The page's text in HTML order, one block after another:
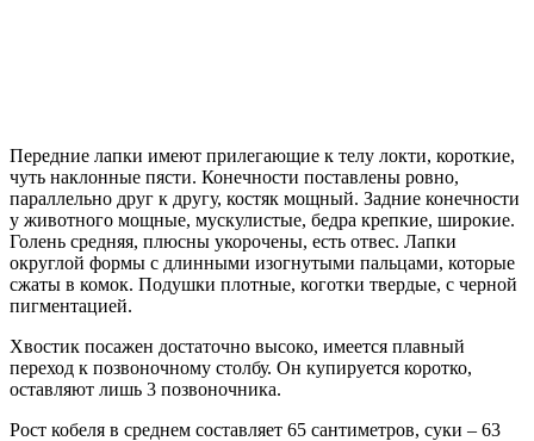
Передние лапки имеют прилегающие к телу локти, короткие,
чуть наклонные пясти. Конечности поставлены ровно,
параллельно друг к другу, костяк мощный. Задние конечности
у животного мощные, мускулистые, бедра крепкие, широкие.
Голень средняя, плюсны укорочены, есть отвес. Лапки
округлой формы с длинными изогнутыми пальцами, которые
сжаты в комок. Подушки плотные, коготки твердые, с черной
пигментацией.
Хвостик посажен достаточно высоко, имеется плавный
переход к позвоночному столбу. Он купируется коротко,
оставляют лишь 3 позвоночника.
Рост кобеля в среднем составляет 65 сантиметров, суки – 63